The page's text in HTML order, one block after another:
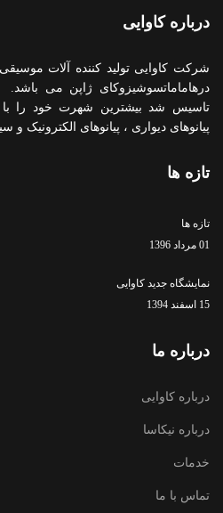
درباره کاوایی
شرکت کاوایی تولید کننده آلات
تاسیس شد بیشترین شهرت خود را با
پیانوهای دیواری ، پیانوهای
تازه ها
تازه ها
01 مرداد 1396
نمایشگاه جدید کاوایی
15 اسفند 1394
درباره ما
درباره کاوایی
درباره نیکاسا
خدمات
تماس با ما